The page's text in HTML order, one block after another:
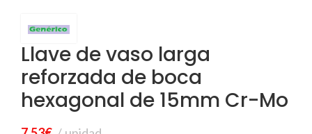
Llave de vaso larga
reforzada de boca
hexagonal de 15mm Cr-Mo